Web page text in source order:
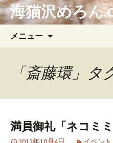
海猫沢めろん
メニュー
ン
ツ
ッ
プ
「斎藤環」
満員御礼「ネコミ